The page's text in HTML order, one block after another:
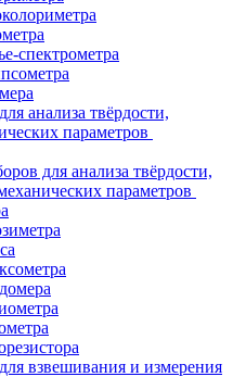
спектрометра
анализа твёрдости,
параметров
для анализа твёрдости,
параметров
взвешивания и измерения